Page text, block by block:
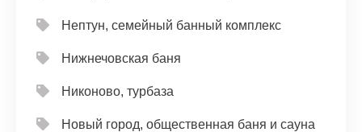
Нептун, семейный банный комплекс
Нижнечовская баня
Никоново, турбаза
Новый город, общественная баня и сауна